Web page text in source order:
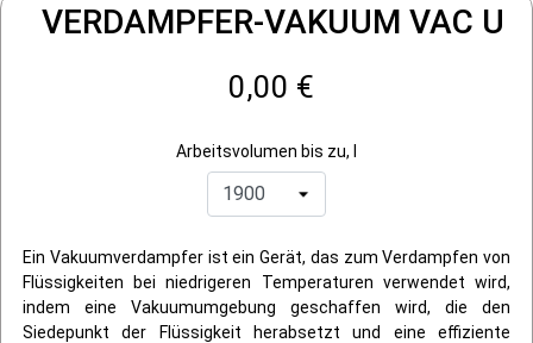
VERDAMPFER-VAKUUM VAC U
0,00 €
Arbeitsvolumen bis zu, l
Ein Vakuumverdampfer ist ein Gerät, das zum Verdampfen von
Flüssigkeiten bei niedrigeren Temperaturen verwendet wird,
indem eine Vakuumumgebung geschaffen wird, die den
Siedepunkt der Flüssigkeit herabsetzt und eine effiziente